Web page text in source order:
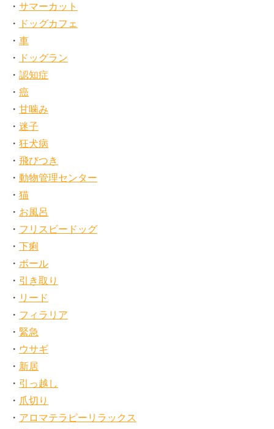
サマーカット
ドッグカフェ
車
ドッグラン
認知症
癌
甘噛み
迷子
狂犬病
飛びつき
動物管理センター
猫
お風呂
フリスビードッグ
下痢
ボール
引き取り
リード
フィラリア
緊急
ウサギ
新居
引っ越し
爪切り
アロマテラピーリラックス